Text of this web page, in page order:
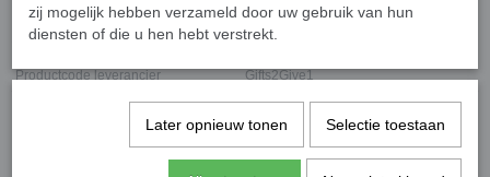
Specificaties
Productcode leverancier Gifts2Give1
zij mogelijk hebben verzameld door uw gebruik van hun
diensten of die u hen hebt verstrekt.
Later opnieuw tonen Selectie toestaan